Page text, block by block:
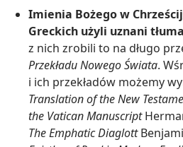
Imienia Bożego w
Greckich użyli uznani
z nich zrobili to na długo
Przekładu Nowego Świata.
i ich przekładów możemy
Translation of the New
the Vatican Manuscript
The Emphatic Diaglott